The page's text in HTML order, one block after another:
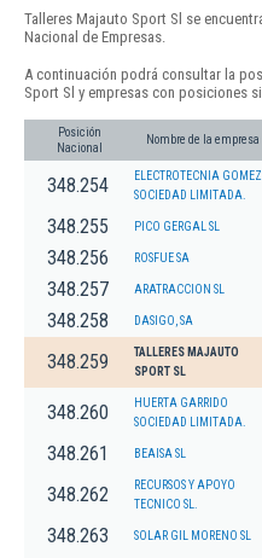
Talleres Majauto Sport Sl se
Nacional de Empresas.
A continuación podrá consultar la
Sport Sl y empresas con posiciones
Posición
Nacional
Nombre de la empresa
348.254
ELECTROTECNIA GOMEZ
SOCIEDAD LIMITADA.
348.255 PICO GERGAL SL
348.256 ROSFUE SA
348.257 ARATRACCION SL
348.258 DASIGO, SA
348.259
TALLERES MAJAUTO
SPORT SL
348.260
HUERTA GARRIDO
SOCIEDAD LIMITADA.
348.261 BEAISA SL
348.262
RECURSOS Y APOYO
TECNICO SL.
348.263 SOLAR GIL MORENO SL